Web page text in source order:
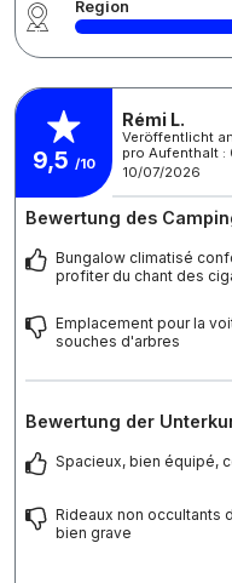
Region
9,5 /10
Rémi L.
Veröffentlicht
pro Aufenthalt
10/07/2026
Bewertung des
Bungalow climatisé
profiter du chant des
Emplacement pour la
souches d'arbres
Bewertung der
Spacieux, bien équipé,
Rideaux non occultants
bien grave